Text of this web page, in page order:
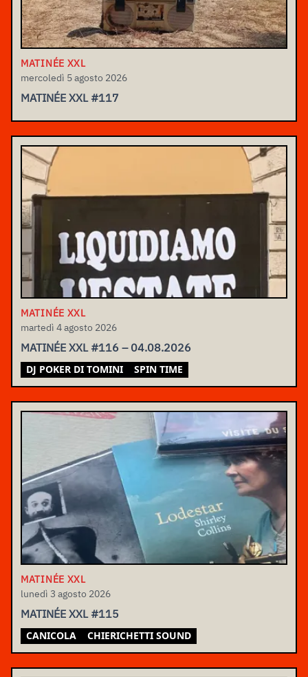
MATINÉE XXL
mercoledì 5 agosto 2026
MATINÉE XXL #117
MATINÉE XXL
martedì 4 agosto 2026
MATINÉE XXL #116 – 04.08.2026
DJ POKER DI TOMINI SPIN TIME
MATINÉE XXL
lunedì 3 agosto 2026
MATINÉE XXL #115
CANICOLA CHIERICHETTI SOUND